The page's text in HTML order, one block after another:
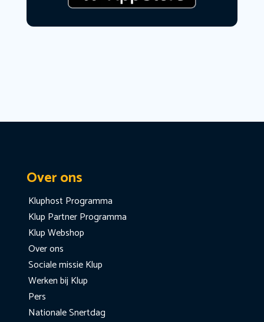
Over ons
Kluphost Programma
Klup Partner Programma
Klup Webshop
Over ons
Sociale missie Klup
Werken bij Klup
Pers
Nationale Snertdag